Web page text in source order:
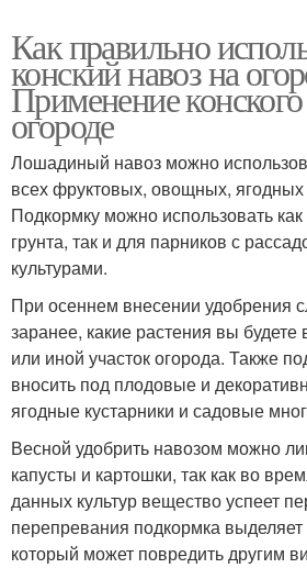
Как правильно
конский навоз на
Применение конского
огороде
Лошадиный навоз можно
всех фруктовых, овощных, ягодных
Подкормку можно использовать
грунта, так и для парников с
культурами.
При осеннем внесении удобрения
заранее, какие растения вы
или иной участок огорода. Также
вносить под плодовые и
ягодные кустарники и садовые
Весной удобрить навозом можно
капусты и картошки, так как во
данных культур вещество успеет
перепревания подкормка выделяет
который может повредить другим